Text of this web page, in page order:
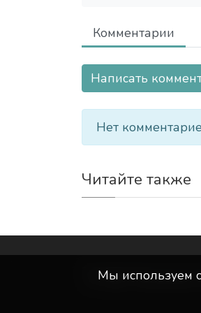
Комментарии
Написать
Нет
Читайте также
©ООО "Интернет-
Мы используем